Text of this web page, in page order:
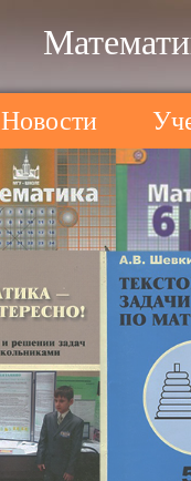
Новости